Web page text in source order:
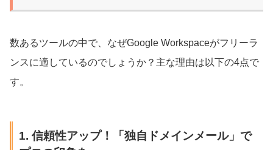
数あるツールの中で、なぜGoogle Workspaceがフリーラ
ンスに適しているのでしょうか？主な理由は以下の4点で
す。
1. 信頼性アップ！「独自ドメインメール」で